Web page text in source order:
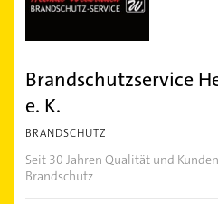
Brandschutzservice
e. K.
BRANDSCHUTZ
Seit 30 Jahren Qualität und
Brandschutz